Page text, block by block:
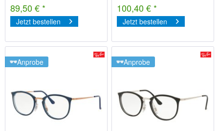
89,50 € *
Jetzt bestellen
100,40 € *
Jetzt bestellen
Anprobe Anprobe